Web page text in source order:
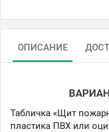
ОПИСАНИЕ
Табличка «Щит
пластика ПВХ или